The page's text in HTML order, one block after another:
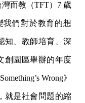
而教（TFT）7 歲
我們對於教育的想
知、教師培育、深
園區舉辦的年度
Wrong》
就是社會問題的縮